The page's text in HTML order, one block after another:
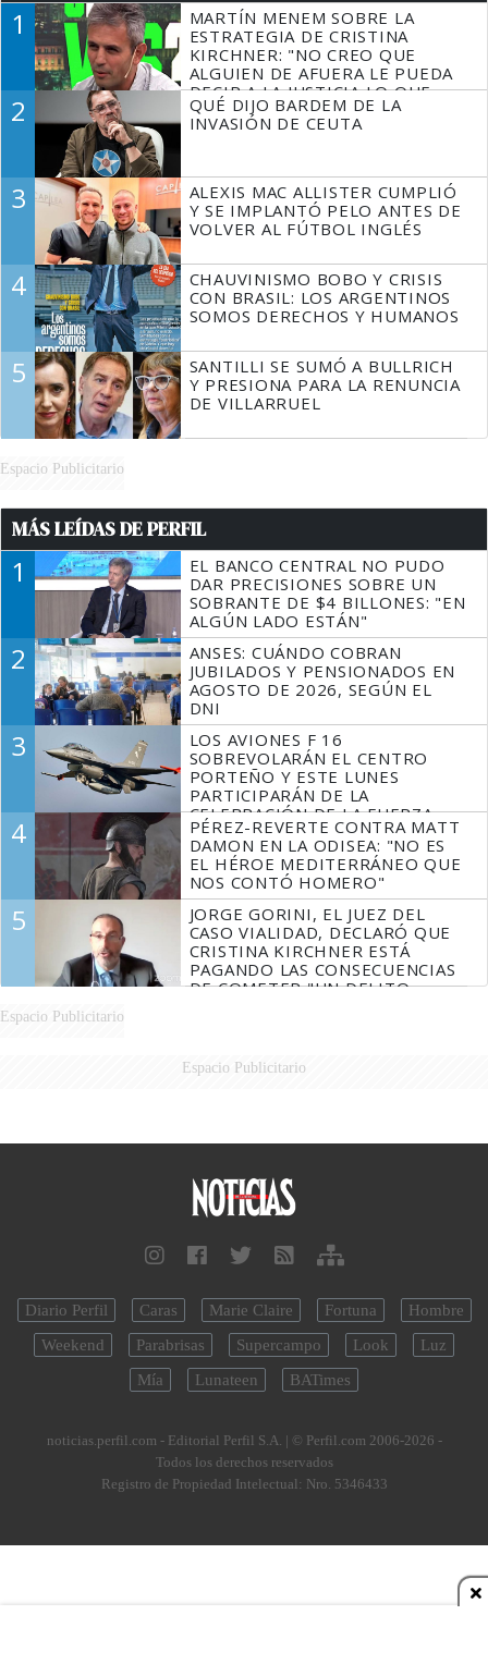
1
MARTÍN MENEM SOBRE LA
ESTRATEGIA DE CRISTINA
KIRCHNER: "NO CREO QUE
ALGUIEN DE AFUERA LE PUEDA
DECIR A LA JUSTICIA LO QUE
TIENE QUE HACER"
2
QUÉ DIJO BARDEM DE LA
INVASIÓN DE CEUTA
3
ALEXIS MAC ALLISTER CUMPLIÓ
Y SE IMPLANTÓ PELO ANTES DE
VOLVER AL FÚTBOL INGLÉS
4
CHAUVINISMO BOBO Y CRISIS
CON BRASIL: LOS ARGENTINOS
SOMOS DERECHOS Y HUMANOS
5
SANTILLI SE SUMÓ A BULLRICH
Y PRESIONA PARA LA RENUNCIA
DE VILLARRUEL
Espacio Publicitario
MÁS LEÍDAS DE PERFIL
1
EL BANCO CENTRAL NO PUDO
DAR PRECISIONES SOBRE UN
SOBRANTE DE $4 BILLONES: "EN
ALGÚN LADO ESTÁN"
2
ANSES: CUÁNDO COBRAN
JUBILADOS Y PENSIONADOS EN
AGOSTO DE 2026, SEGÚN EL
DNI
3
LOS AVIONES F 16
SOBREVOLARÁN EL CENTRO
PORTEÑO Y ESTE LUNES
PARTICIPARÁN DE LA
CELEBRACIÓN DE LA FUERZA
AÉREA
4
PÉREZ-REVERTE CONTRA MATT
DAMON EN LA ODISEA: "NO ES
EL HÉROE MEDITERRÁNEO QUE
NOS CONTÓ HOMERO"
5
JORGE GORINI, EL JUEZ DEL
CASO VIALIDAD, DECLARÓ QUE
CRISTINA KIRCHNER ESTÁ
PAGANDO LAS CONSECUENCIAS
DE COMETER "UN DELITO
Espacio Publicitario
Espacio Publicitario
Diario Perfil Caras Marie Claire Fortuna
Hombre
Weekend
Parabrisas Supercampo Look
Luz
Mía
Lunateen BATimes
noticias.perfil.com - Editorial Perfil S.A. | © Perfil.com 2006-2026 -
Todos los derechos reservados
Registro de Propiedad Intelectual: Nro. 5346433